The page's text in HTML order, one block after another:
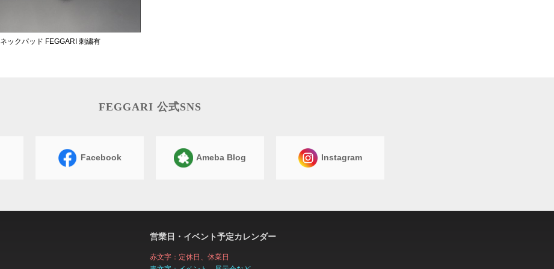
ネックパッド FEGGARI 刺繍有
FEGGARI 公式SNS
Facebook Ameba Blog Instagram
営業日・イベント予定カレンダー
赤文字：定休日、休業日